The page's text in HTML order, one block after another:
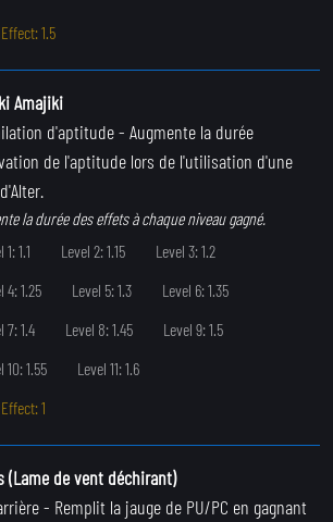
1.5
Amajiki
d'aptitude- Augmente la durée
de l'aptitude lors de l'utilisation d'une
la durée des effets à chaque niveau gagné.
1.1
Level 2: 1.15
Level 3: 1.2
4: 1.25
Level 5: 1.3
Level 6: 1.35
7: 1.4
Level 8: 1.45
Level 9: 1.5
10: 1.55
Level 11: 1.6
1
(Lame de vent déchirant)
- Remplit la jauge de PU/PC en gagnant